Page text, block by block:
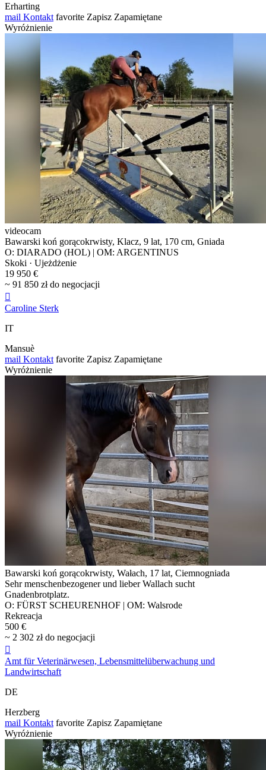
Erharting
mail Kontakt favorite Zapisz Zapamiętane
Wyróżnienie
videocam
Bawarski koń gorącokrwisty, Klacz, 9 lat, 170 cm, Gniada
O: DIARADO (HOL) | OM: ARGENTINUS
Skoki · Ujeżdżenie
19 950 €
~ 91 850 zł do negocjacji

Caroline Sterk
IT
Mansuè
mail Kontakt favorite Zapisz Zapamiętane
Wyróżnienie
Bawarski koń gorącokrwisty, Wałach, 17 lat, Ciemnogniada
Sehr menschenbezogener und lieber Wallach sucht
Gnadenbrotplatz.
O: FÜRST SCHEURENHOF | OM: Walsrode
Rekreacja
500 €
~ 2 302 zł do negocjacji

Amt für Veterinärwesen, Lebensmittelüberwachung und
Landwirtschaft
DE
Herzberg
mail Kontakt favorite Zapisz Zapamiętane
Wyróżnienie